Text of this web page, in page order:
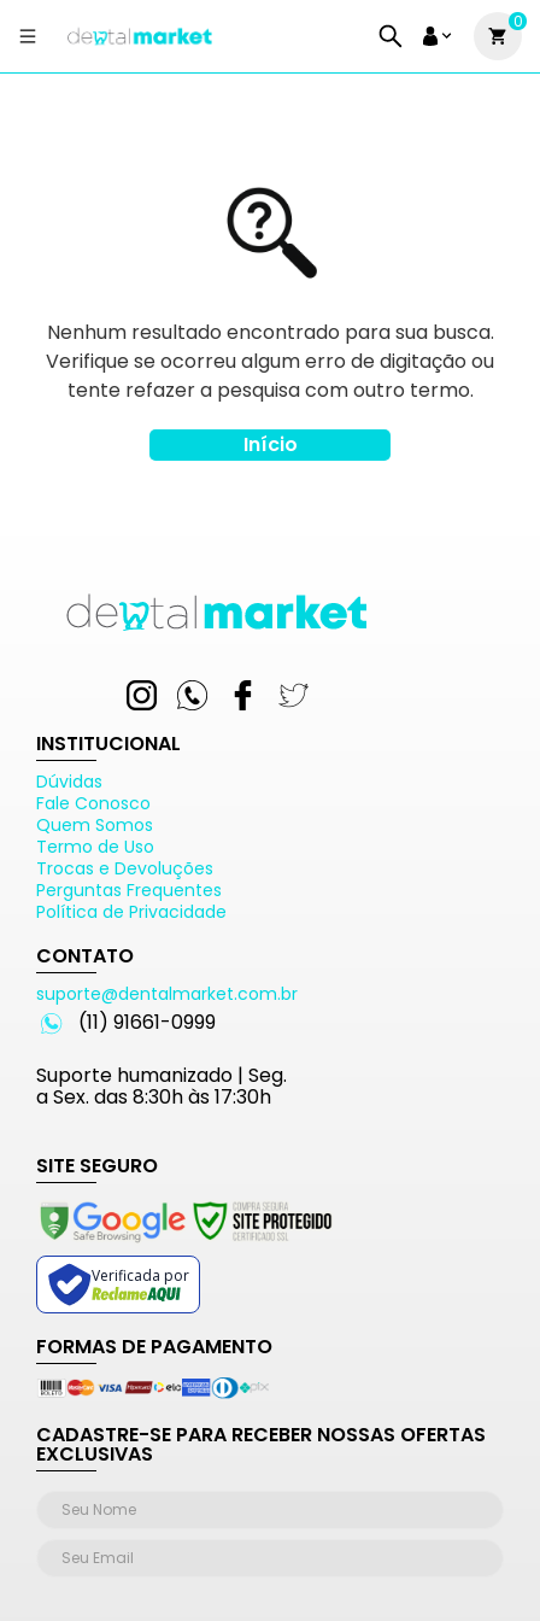
0
Nenhum resultado encontrado para sua busca.
Verifique se ocorreu algum erro de digitação ou
tente refazer a pesquisa com outro termo.
Início
INSTITUCIONAL
Dúvidas
Fale Conosco
Quem Somos
Termo de Uso
Trocas e Devoluções
Perguntas Frequentes
Política de Privacidade
CONTATO
suporte@dentalmarket.com.br
(11) 91661-0999
Suporte humanizado | Seg.
a Sex. das 8:30h às 17:30h
SITE SEGURO
Verificada por
FORMAS DE PAGAMENTO
CADASTRE-SE PARA RECEBER NOSSAS OFERTAS
EXCLUSIVAS